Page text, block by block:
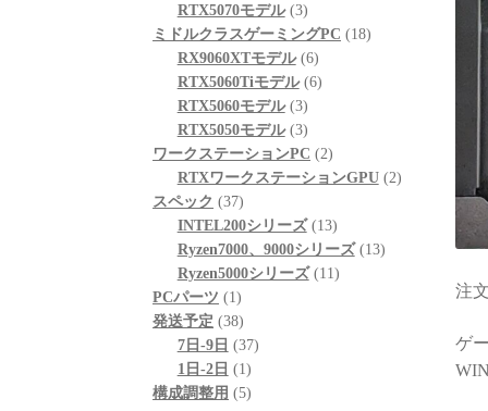
注
ゲ
修理
まで
速対
症状
次第
が、
二次
も関
ド感
いた
(こち
ので
した
品
品
商
品
個
の
商
品
RTX5070モデル 33
個
の
商
品
ミドルクラスゲーミングPC 1818
RX9060XTモデル 66
個
品
RTX5060Tiモデル 66
商
品
RTX5060モデル 33
個
の
商
RTX5050モデル 33
個
の
品
ワークステーションPC 22
個
商
品
RTXワークステーションGPU 22
スペック 3737
個
の
商
品
INTEL200シリーズ 1313
個
の
Ryzen7000、9000シリーズ 1313
Ryzen5000シリーズ 1111
PCパーツ 11
個
の
商
品
発送予定 3838
個
の
商
7日-9日 3737
1日-2日 11
個
構成調整用 55